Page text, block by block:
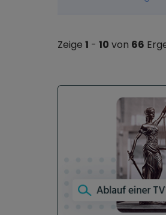
Zeige 1 - 10 von 66